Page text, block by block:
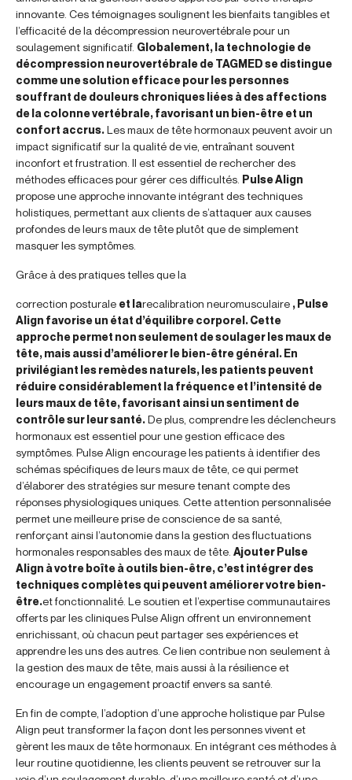
innovante. Ces témoignages soulignent les bienfaits tangibles et
l’efficacité de la décompression neurovertébrale pour un
soulagement significatif. Globalement, la technologie de
décompression neurovertébrale de TAGMED se distingue
comme une solution efficace pour les personnes
souffrant de douleurs chroniques liées à des affections
de la colonne vertébrale, favorisant un bien-être et un
confort accrus.Les maux de tête hormonaux peuvent avoir un
impact significatif sur la qualité de vie, entraînant souvent
inconfort et frustration. Il est essentiel de rechercher des
méthodes efficaces pour gérer ces difficultés. Pulse Align
propose une approche innovante intégrant des techniques
holistiques, permettant aux clients de s’attaquer aux causes
profondes de leurs maux de tête plutôt que de simplement
masquer les symptômes.
Grâce à des pratiques telles que la
correction posturale et larecalibration neuromusculaire , Pulse
Align favorise un état d’équilibre corporel. Cette
approche permet non seulement de soulager les maux de
tête, mais aussi d’améliorer le bien-être général. En
privilégiant les remèdes naturels, les patients peuvent
réduire considérablement la fréquence et l’intensité de
leurs maux de tête, favorisant ainsi un sentiment de
contrôle sur leur santé.De plus, comprendre les déclencheurs
hormonaux est essentiel pour une gestion efficace des
symptômes. Pulse Align encourage les patients à identifier des
schémas spécifiques de leurs maux de tête, ce qui permet
d’élaborer des stratégies sur mesure tenant compte des
réponses physiologiques uniques. Cette attention personnalisée
permet une meilleure prise de conscience de sa santé,
renforçant ainsi l’autonomie dans la gestion des fluctuations
hormonales responsables des maux de tête. Ajouter Pulse
Align à votre boîte à outils bien-être, c’est intégrer des
techniques complètes qui peuvent améliorer votre bien-
être.et fonctionnalité. Le soutien et l’expertise communautaires
offerts par les cliniques Pulse Align offrent un environnement
enrichissant, où chacun peut partager ses expériences et
apprendre les uns des autres. Ce lien contribue non seulement à
la gestion des maux de tête, mais aussi à la résilience et
encourage un engagement proactif envers sa santé.
En fin de compte, l’adoption d’une approche holistique par Pulse
Align peut transformer la façon dont les personnes vivent et
gèrent les maux de tête hormonaux. En intégrant ces méthodes à
leur routine quotidienne, les clients peuvent se retrouver sur la